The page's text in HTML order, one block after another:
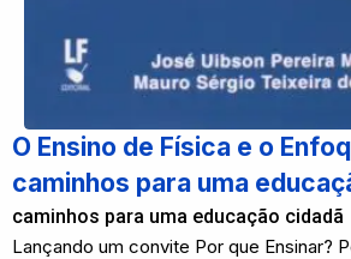
O Ensino de Física e o
caminhos para uma
caminhos para uma educação cidadã
Lançando um convite Por que Ensinar?